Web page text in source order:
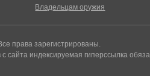
Владельцам оружия
права зарегистрированы.
сайта индексируемая гиперссылка